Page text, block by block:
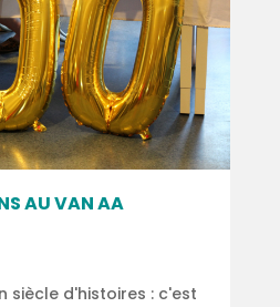
AU VAN AA
siècle d'histoires : c'est